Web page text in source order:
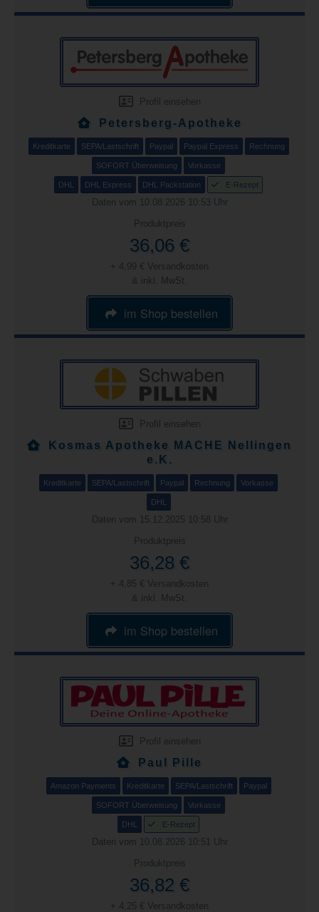
Profil einsehen
Petersberg-Apotheke
Kreditkarte SEPA/Lastschrift Paypal Paypal Express Rechnung
SOFORT Überweisung Vorkasse
DHL DHL Express DHL Packstation E-Rezept
Daten vom 10.08.2026 10:53 Uhr
Produktpreis
36,06 €
+ 4,99 € Versandkosten
& inkl. MwSt.
im Shop bestellen
Profil einsehen
Kosmas Apotheke MACHE Nellingen
e.K.
Kreditkarte SEPA/Lastschrift Paypal Rechnung Vorkasse
DHL
Daten vom 15.12.2025 10:58 Uhr
Produktpreis
36,28 €
+ 4,85 € Versandkosten
& inkl. MwSt.
im Shop bestellen
Profil einsehen
Paul Pille
Amazon Payments Kreditkarte SEPA/Lastschrift Paypal
SOFORT Überweisung Vorkasse
DHL E-Rezept
Daten vom 10.08.2026 10:51 Uhr
Produktpreis
36,82 €
+ 4,25 € Versandkosten